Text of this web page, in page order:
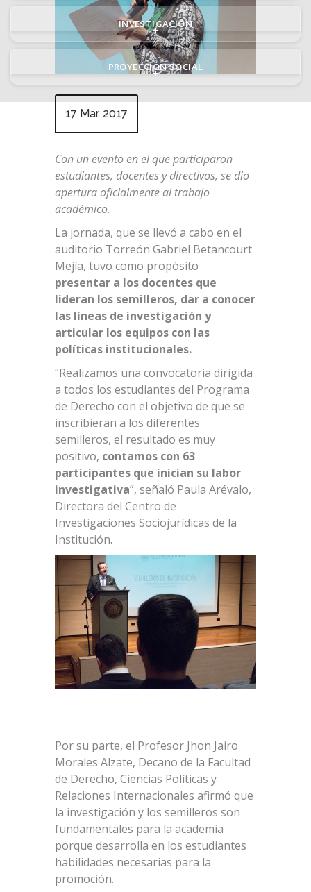
INVESTIGACIÓN
+
PROYECCIÓN SOCIAL
+
17 Mar, 2017
Con un evento en el que participaron
estudiantes, docentes y directivos, se dio
apertura oficialmente al trabajo
académico.
La jornada, que se llevó a cabo en el
auditorio Torreón Gabriel Betancourt
Mejía, tuvo como propósito
presentar a los docentes que
lideran los semilleros, dar a conocer
las líneas de investigación y
articular los equipos con las
políticas institucionales.
“Realizamos una convocatoria dirigida
a todos los estudiantes del Programa
de Derecho con el objetivo de que se
inscribieran a los diferentes
semilleros, el resultado es muy
positivo, contamos con 63
participantes que inician su labor
investigativa”, señaló Paula Arévalo,
Directora del Centro de
Investigaciones Sociojurídicas de la
Institución.
Por su parte, el Profesor Jhon Jairo
Morales Alzate, Decano de la Facultad
de Derecho, Ciencias Políticas y
Relaciones Internacionales afirmó que
la investigación y los semilleros son
fundamentales para la academia
porque desarrolla en los estudiantes
habilidades necesarias para la
promoción.